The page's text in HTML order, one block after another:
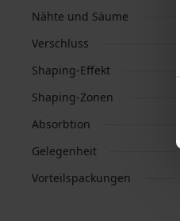
Nähte und Säume
Verschluss
Shaping-Effekt
Shaping-Zonen
Absorbtion
Gelegenheit
Vorteilspackungen